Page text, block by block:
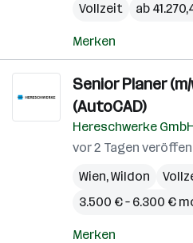
Vollzeit
ab
Merken
Senior Planer
(AutoCAD)
Hereschwerke
vor 2 Tagen
Wien,Wildon
3.500 € – 6.300 €
Merken